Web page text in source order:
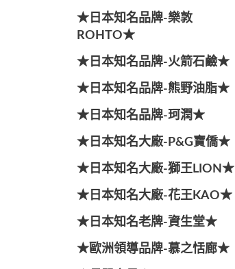
★日本知名品牌-樂敦
ROHTO★
★日本知名品牌-火箭石鹼★
★日本知名品牌-熊野油脂★
★日本知名品牌-珂潤★
★日本知名大廠-P&G寶僑★
★日本知名大廠-獅王LION★
★日本知名大廠-花王KAO★
★日本知名老牌-資生堂★
★歐洲領導品牌-慕之恬廊★